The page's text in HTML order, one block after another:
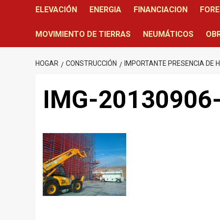
ELEVACIÓN ENERGIA FINANCIACION
MOVIMIENTO DE TIERRAS NEUMÁTICOS
HOGAR CONSTRUCCIÓN IMPORTANTE PRESENCIA DE
IMG-